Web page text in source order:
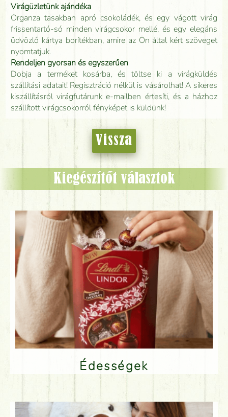
Virágüzletünk ajándéka
Organza tasakban apró csokoládék, és egy vágott virág
frissentartó-só minden virágcsokor mellé, és egy elegáns
üdvözlő kártya borítékban, amire az Ön által kért szöveget
nyomtatjuk.
Rendeljen gyorsan és egyszerűen
Dobja a terméket kosárba, és töltse ki a virágküldés
szállítási adatait! Regisztráció nélkül is vásárolhat! A sikeres
kiszállításról virágfutárunk e-mailben értesíti, és a házhoz
szállított virágcsokorról fényképet is küldünk!
Vissza
Kiegészítőt választok
Édességek